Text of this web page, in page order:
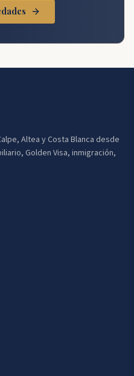
Altea y Costa Blanca desde
Golden Visa, inmigración,